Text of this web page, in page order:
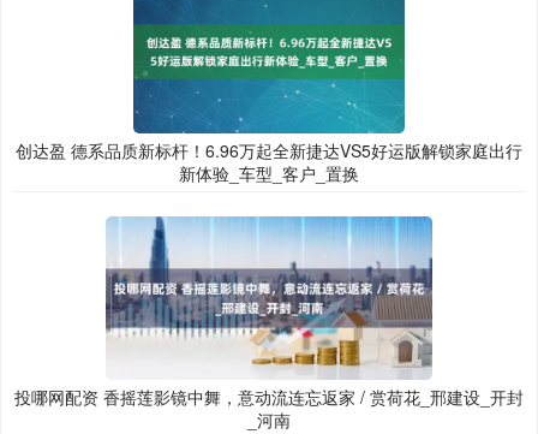
创达盈 德系品质新标杆！6.96万起全新捷达VS5好运版解锁家庭出行
新体验_车型_客户_置换
投哪网配资 香摇莲影镜中舞，意动流连忘返家 / 赏荷花_邢建设_开封
_河南